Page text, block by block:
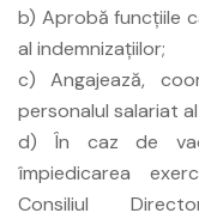
b) Aprobă funcţiile
al indemnizaţiilor;
c) Angajează,
personalul salariat
d) În caz de
împiedicarea
Consiliul